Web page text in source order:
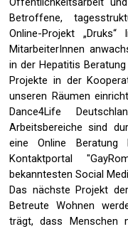
Betroffene,
Online-Projekt
MitarbeiterInnen
in der Hepatitis
Projekte in der
unseren Räumen
Dance4Life
Arbeitsbereiche sind
eine Online Beratung
Kontaktportal
bekanntesten Social
Das nächste Projekt
Betreute Wohnen
trägt, dass Menschen